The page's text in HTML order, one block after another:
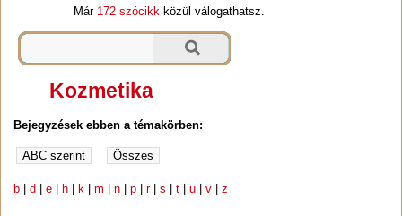
Már 172 szócikk közül válogathatsz.
Kozmetika
Bejegyzések ebben a témakörben:
b |d |e h k |m |n |p |r|s |t |u |v |z